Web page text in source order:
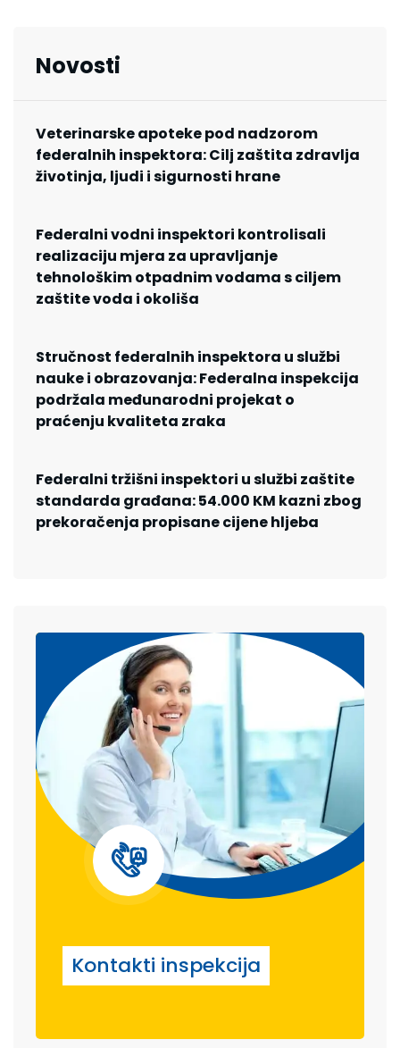
Novosti
Veterinarske apoteke pod nadzorom
federalnih inspektora: Cilj zaštita zdravlja
životinja, ljudi i sigurnosti hrane
Federalni vodni inspektori kontrolisali
realizaciju mjera za upravljanje
tehnološkim otpadnim vodama s ciljem
zaštite voda i okoliša
Stručnost federalnih inspektora u službi
nauke i obrazovanja: Federalna inspekcija
podržala međunarodni projekat o
praćenju kvaliteta zraka
Federalni tržišni inspektori u službi zaštite
standarda građana: 54.000 KM kazni zbog
prekoračenja propisane cijene hljeba
Kontakti inspekcija